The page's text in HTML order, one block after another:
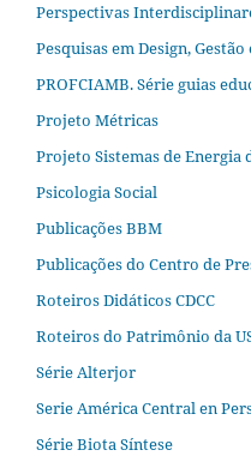
Perspectivas
Pesquisas em Design,
PROFCIAMB. Série guias
Projeto Métricas
Projeto Sistemas de
Psicologia Social
Publicações BBM
Publicações do Centro de
Roteiros Didáticos CDCC
Roteiros do Patrimônio da
Série Alterjor
Serie América Central en
Série Biota Síntese